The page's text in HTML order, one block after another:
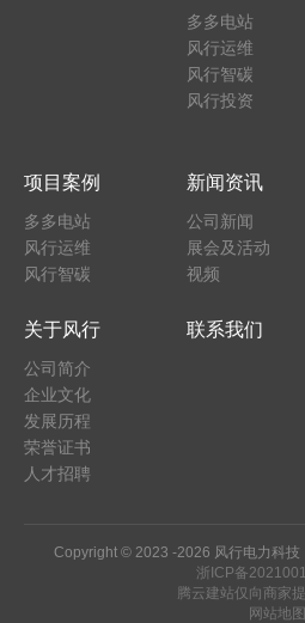
多多电站
风行运维
风行智碳
风行投资
项目案例
多多电站
风行运维
风行智碳
新闻资讯
公司新闻
展会及活动
视频
关于风行
公司简介
企业文化
发展历程
荣誉证书
人才招聘
联系我们
Copyright © 2023 -2026 风行电力科技
浙ICP备
腾云建站仅向商家
网站地图